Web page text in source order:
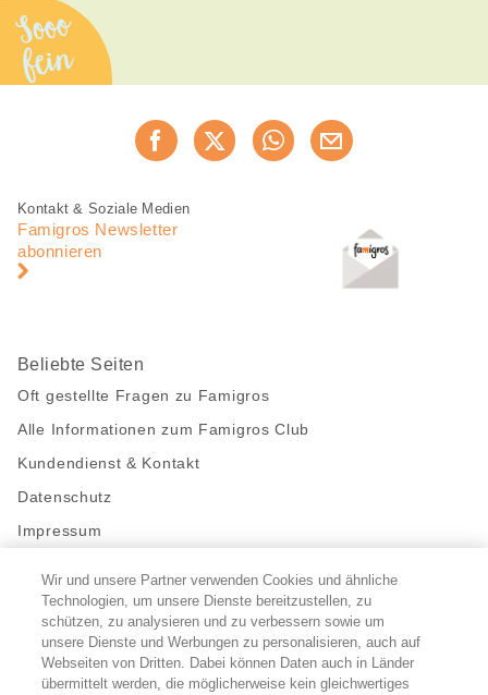
Sooo
fein
Jetzt weiterempfehlen
Fusszeile
Fusszeile
Navigation
Kontakt & Soziale Medien
Famigros Newsletter
abonnieren
Beliebte Seiten
Oft gestellte Fragen zu Famigros
Alle Informationen zum Famigros Club
Kundendienst & Kontakt
Datenschutz
Impressum
Bleibe mit uns in Kontakt
Facebook
https://twitter.com/migros
https://www.youtube.com/user/
PinterestInstagram
Wir und unsere Partner verwenden Cookies und ähnliche
Technologien, um unsere Dienste bereitzustellen, zu
schützen, zu analysieren und zu verbessern sowie um
unsere Dienste und Werbungen zu personalisieren, auch auf
Webseiten von Dritten. Dabei können Daten auch in Länder
übermittelt werden, die möglicherweise kein gleichwertiges